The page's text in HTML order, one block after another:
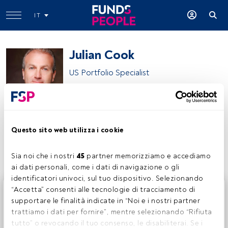
Questo sito web utilizza i cookie
Sia noi che i nostri 45 partner memorizziamo e accediamo
ai dati personali, come i dati di navigazione o gli
identificatori univoci, sul tuo dispositivo. Selezionando
“Accetta” consenti alle tecnologie di tracciamento di
supportare le finalità indicate in “Noi e i nostri partner
trattiamo i dati per fornire”, mentre selezionando “Rifiuta
tutto” o revocando il tuo consenso, le disabiliterai. Se i
IT
Julian Cook
US Portfolio Specialist
Condividi:
Questo è un articolo riservato agli utenti FundsPeople. Se
sei già registrato, accedi tramite il pulsante Login. Se non
hai ancora un account, ti invitiamo a registrarti per scoprire
tutti i contenuti che FundsPeople ha da offrire.